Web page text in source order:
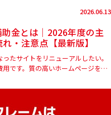
2026.06.13
金とは｜2026年度の主
・注意点【最新版】
たサイトをリニューアルしたい。
です。質の高いホームページを制